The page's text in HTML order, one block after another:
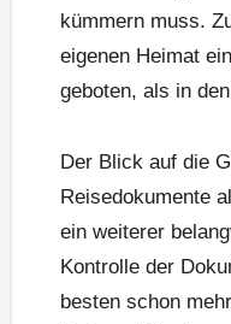
kümmern muss.
eigenen Heimat
geboten, als in
Der Blick auf die
Reisedokumente
ein weiterer
Kontrolle der
besten schon